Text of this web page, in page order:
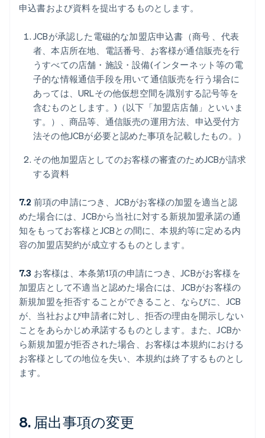
申込書および資料を提出するものとします。
JCBが承認した電磁的な加盟店申込書（商号 、代表
者、本店所在地、電話番号、お客様が通信販売を行
うすべての店舗・施設・設備(インターネット等の電
子的な情報通信手段を用いて通信販売を行う場合に
あっては、URLその他仮想空間を識別する記号等を
含むものとします。)（以下「加盟店店舗」といいま
す。）、商品等、通信販売の運用方法、申込受付方
法その他JCBが必要と認めた事項を記載したもの。）
その他加盟店としてのお客様の審査のためJCBが請求
する資料
7.2 前項の申請につき、JCBがお客様の加盟を適当と認
めた場合には、JCBから当社に対する新規加盟承諾の通
知をもってお客様とJCBとの間に、本規約等に定める内
容の加盟店契約が成立するものとします。
7.3 お客様は、本条第1項の申請につき、JCBがお客様を
加盟店として不適当と認めた場合には、JCBがお客様の
新規加盟を拒否することができること、ならびに、JCB
が、当社および申請者に対し、拒否の理由を開示しない
ことをあらかじめ承諾するものとします。また、JCBか
ら新規加盟が拒否された場合、お客様は本規約における
お客様としての地位を失い、本規約は終了するものとし
ます。
8. 届出事項の変更